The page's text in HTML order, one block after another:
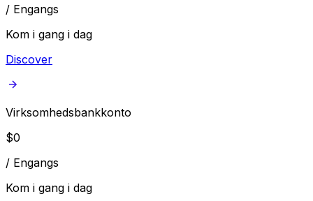
/ Engangs
Kom i gang i dag
Discover
Virksomhedsbankkonto
$0
/ Engangs
Kom i gang i dag